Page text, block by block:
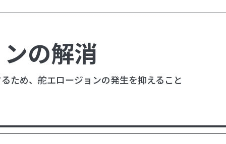
の解消
ため、舵エロージョンの発生を抑えること